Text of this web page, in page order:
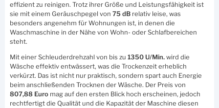
effizient zu reinigen. Trotz ihrer Größe und Leistungsfähigkeit ist
sie mit einem Geräuschpegel von 75 dB relativ leise, was
besonders angenehm für Wohnungen ist, in denen die
Waschmaschine in der Nähe von Wohn- oder Schlafbereichen
steht.
Mit einer Schleuderdrehzahl von bis zu 1350 U/Min.wird die
Wäsche effektiv entwässert, was die Trockenzeit erheblich
verkürzt. Das ist nicht nur praktisch, sondern spart auch Energie
beim anschließenden Trocknen der Wäsche. Der Preis von
807,88 Euro mag auf den ersten Blick hoch erscheinen, jedoch
rechtfertigt die Qualität und die Kapazität der Maschine diesen